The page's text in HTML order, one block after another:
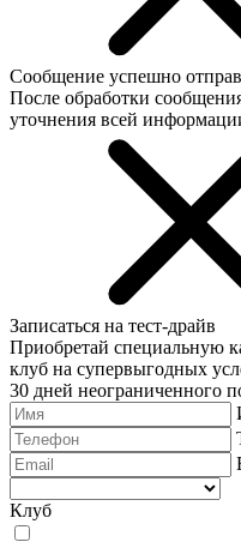
Сообщение успешно
После обработки
уточнения всей
Записаться на тест-драйв
Приобретай специальную
клуб на супервыгодных
30 дней неограниченного
Клуб